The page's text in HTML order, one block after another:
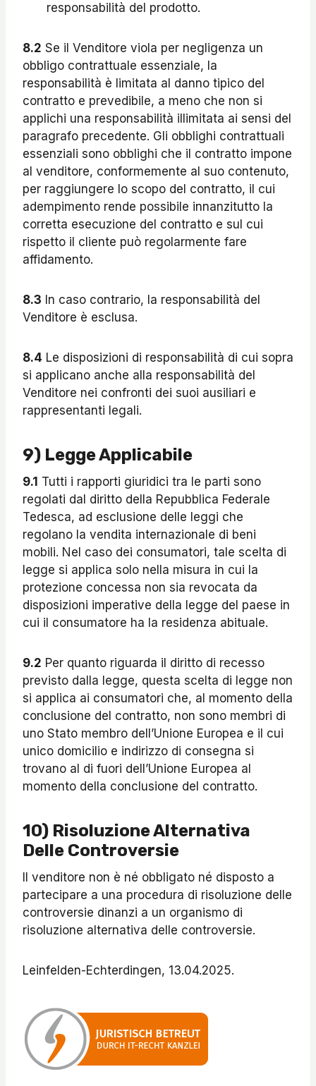
responsabilità del prodotto.
8.2 Se il Venditore viola per negligenza un
obbligo contrattuale essenziale, la
responsabilità è limitata al danno tipico del
contratto e prevedibile, a meno che non si
applichi una responsabilità illimitata ai sensi del
paragrafo precedente. Gli obblighi contrattuali
essenziali sono obblighi che il contratto impone
al venditore, conformemente al suo contenuto,
per raggiungere lo scopo del contratto, il cui
adempimento rende possibile innanzitutto la
corretta esecuzione del contratto e sul cui
rispetto il cliente può regolarmente fare
affidamento.
8.3 In caso contrario, la responsabilità del
Venditore è esclusa.
8.4 Le disposizioni di responsabilità di cui sopra
si applicano anche alla responsabilità del
Venditore nei confronti dei suoi ausiliari e
rappresentanti legali.
9) Legge Applicabile
9.1 Tutti i rapporti giuridici tra le parti sono
regolati dal diritto della Repubblica Federale
Tedesca, ad esclusione delle leggi che
regolano la vendita internazionale di beni
mobili. Nel caso dei consumatori, tale scelta di
legge si applica solo nella misura in cui la
protezione concessa non sia revocata da
disposizioni imperative della legge del paese in
cui il consumatore ha la residenza abituale.
9.2 Per quanto riguarda il diritto di recesso
previsto dalla legge, questa scelta di legge non
si applica ai consumatori che, al momento della
conclusione del contratto, non sono membri di
uno Stato membro dell’Unione Europea e il cui
unico domicilio e indirizzo di consegna si
trovano al di fuori dell’Unione Europea al
momento della conclusione del contratto.
10) Risoluzione Alternativa
Delle Controversie
Il venditore non è né obbligato né disposto a
partecipare a una procedura di risoluzione delle
controversie dinanzi a un organismo di
risoluzione alternativa delle controversie.
Leinfelden-Echterdingen, 13.04.2025.